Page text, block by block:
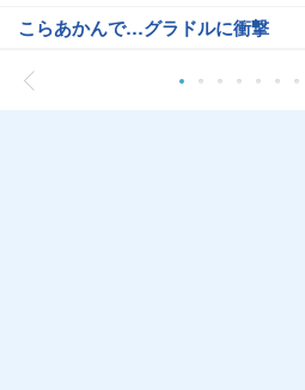
こらあかんで…グラドルに衝撃